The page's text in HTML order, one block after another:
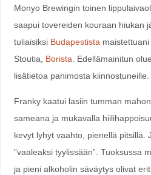
Monyo Brewingin toinen
saapui tovereiden kouraan hiukan
tuliaisiksi Budapestista
Stoutia, Borista . Edellämainitun
lisätietoa panimosta kiinnostuneille.
Franky kaatui lasiin tumman
sameana ja mukavalla
kevyt lyhyt vaahto, pienellä pitsillä.
”vaaleaksi tyylissään”. Tuoksussa
ja pieni alkoholin säväytys olivat